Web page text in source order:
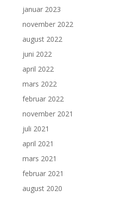
januar 2023
november 2022
august 2022
juni 2022
april 2022
mars 2022
februar 2022
november 2021
juli 2021
april 2021
mars 2021
februar 2021
august 2020